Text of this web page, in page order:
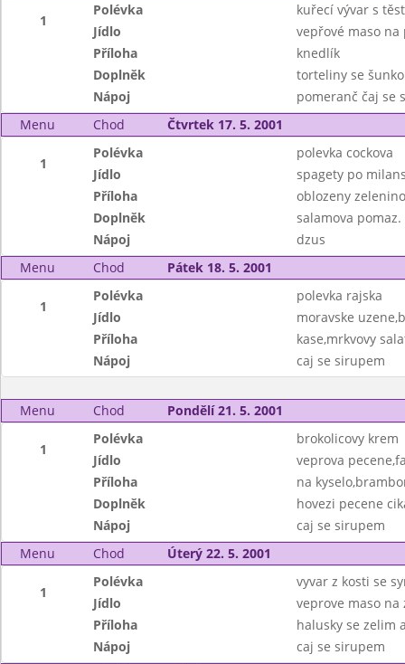
1
Polévka
kuřecí vývar s
Jídlo
vepřové maso na
Příloha
knedlík
Doplněk
torteliny se
Nápoj
pomeranč čaj se
Menu
Chod Čtvrtek 17. 5. 2001
1
Polévka
polevka cockova
Jídlo
spagety po
Příloha
oblozeny
Doplněk
salamova
Nápoj
dzus
Menu
Chod Pátek 18. 5. 2001
1
Polévka
polevka rajska
Jídlo
moravske
Příloha
kase,mrkvovy
Nápoj
caj se sirupem
Menu Chod Pondělí 21. 5. 2001
1
Polévka
brokolicovy krem
Jídlo
veprova
Příloha
na
Doplněk
hovezi pecene
Nápoj
caj se sirupem
Menu
Chod Úterý 22. 5. 2001
1
Polévka
vyvar z kosti se
Jídlo
veprove maso na
Příloha
halusky se zelim
Nápoj
caj se sirupem